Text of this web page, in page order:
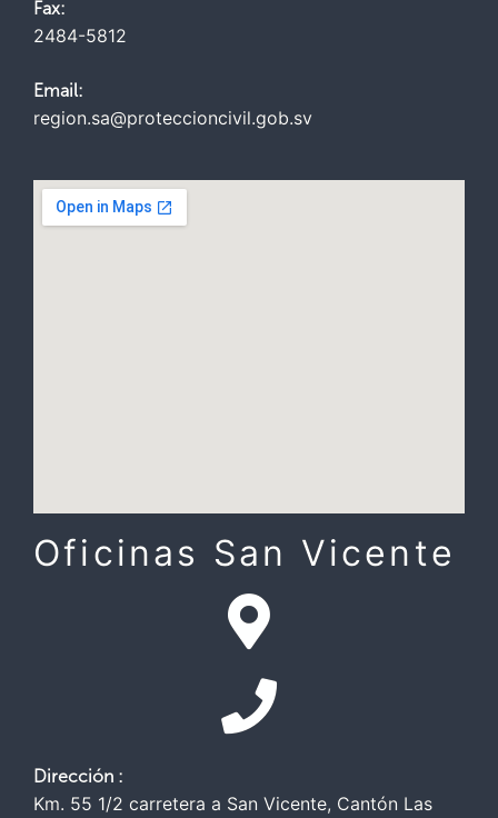
Fax:
2484-5812
Email:
region.sa@proteccioncivil.gob.sv
Oficinas San Vicente
Dirección :
Km. 55 1/2 carretera a San Vicente, Cantón Las